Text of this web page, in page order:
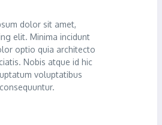
dolor sit amet,
elit. Minima incidunt
optio quia architecto
Nobis atque id hic
voluptatibus